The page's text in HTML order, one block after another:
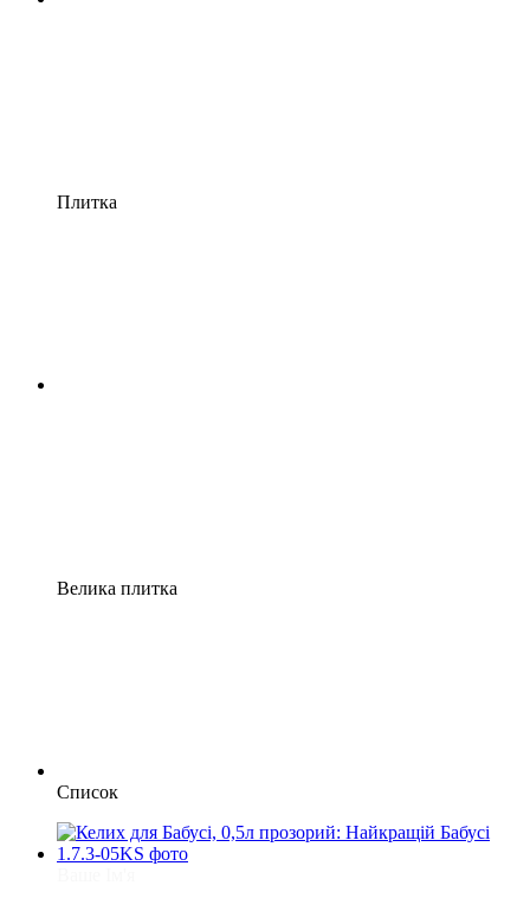
Плитка
Велика плитка
Список